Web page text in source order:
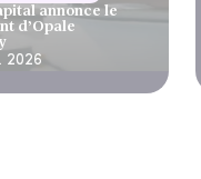
annonce le
d’Opale
2026